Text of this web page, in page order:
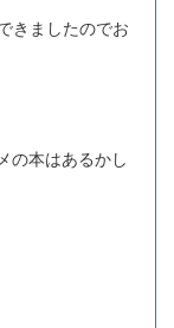
きましたのでお
の本はあるかし